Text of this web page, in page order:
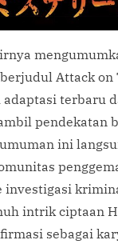
Attack on
adaptasi terbaru
pendekatan
ini
investigasi
intrik ciptaan
sebagai